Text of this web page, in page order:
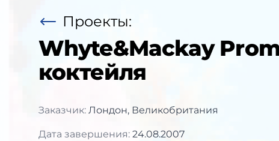
Проекты:
Whyte&Mackay
коктейля
Заказчик: Лондон, Великобритания
Дата завершения: 24.08.2007